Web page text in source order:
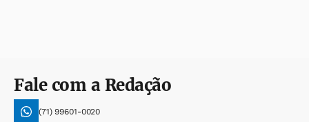
Fale com a Redação
(71) 99601-0020